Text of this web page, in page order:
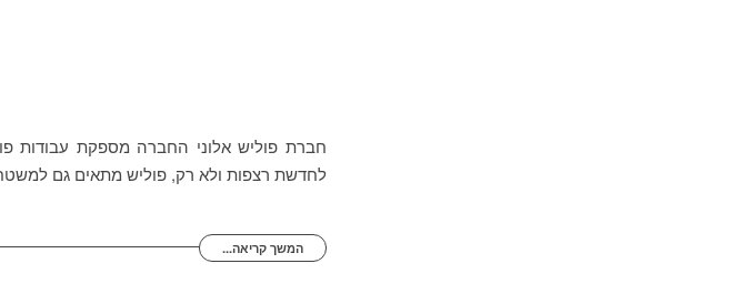
חברת פוליש אלוני החברה מספקת עבודות
לחדשת רצפות ולא רק, פוליש מתאים גם
המשך קריאה...